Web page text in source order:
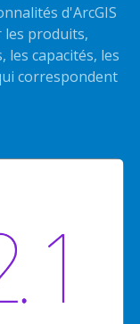
d'ArcGIS
les produits,
les capacités, les
correspondent